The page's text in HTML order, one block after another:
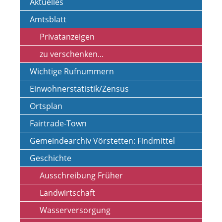
Amtsblatt
Privatanzeigen
zu verschenken...
Wichtige Rufnummern
Einwohnerstatistik/Zensus
Ortsplan
Fairtrade-Town
Gemeindearchiv Vörstetten: Findmittel
Geschichte
Ausschreibung Früher
Landwirtschaft
Wasserversorgung